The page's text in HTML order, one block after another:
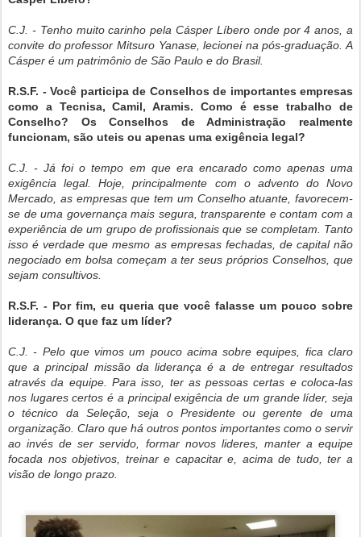
C.J. - Tenho muito carinho pela Cásper Líbero onde por 4 anos, a
convite do professor Mitsuro Yanase, lecionei na pós-graduação. A
Cásper é um patrimônio de São Paulo e do Brasil.
R.S.F. - Você participa de Conselhos de importantes empresas
como a Tecnisa, Camil, Aramis. Como é esse trabalho de
Conselho? Os Conselhos de Administração realmente
funcionam, são uteis ou apenas uma exigência legal?
C.J. - Já foi o tempo em que era encarado como apenas uma
exigência legal. Hoje, principalmente com o advento do Novo
Mercado, as empresas que tem um Conselho atuante, favorecem-
se de uma governança mais segura, transparente e contam com a
experiência de um grupo de profissionais que se completam. Tanto
isso é verdade que mesmo as empresas fechadas, de capital não
negociado em bolsa começam a ter seus próprios Conselhos, que
sejam consultivos.
R.S.F. - Por fim, eu queria que você falasse um pouco sobre
liderança. O que faz um líder?
C.J. - Pelo que vimos um pouco acima sobre equipes, fica claro
que a principal missão da liderança é a de entregar resultados
através da equipe. Para isso, ter as pessoas certas e coloca-las
nos lugares certos é a principal exigência de um grande líder, seja
o técnico da Seleção, seja o Presidente ou gerente de uma
organização. Claro que há outros pontos importantes como o servir
ao invés de ser servido, formar novos lideres, manter a equipe
focada nos objetivos, treinar e capacitar e, acima de tudo, ter a
visão de longo prazo.